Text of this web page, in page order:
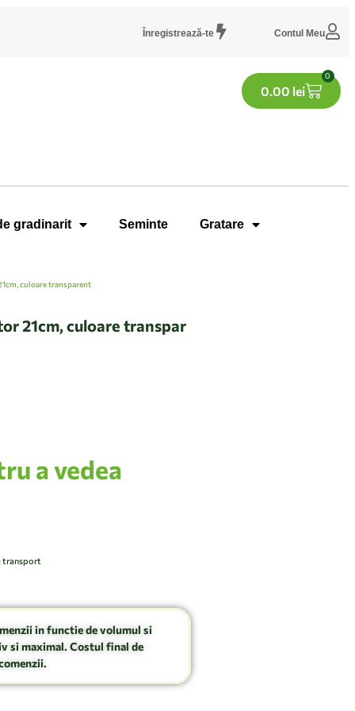
Înregistrează-te Contul Meu
0.00 lei
0
gradinarit Seminte Gratare
culoare transparent
21cm, culoare transpar
a vedea
transport
in functie de volumul si
si maximal. Costul final de